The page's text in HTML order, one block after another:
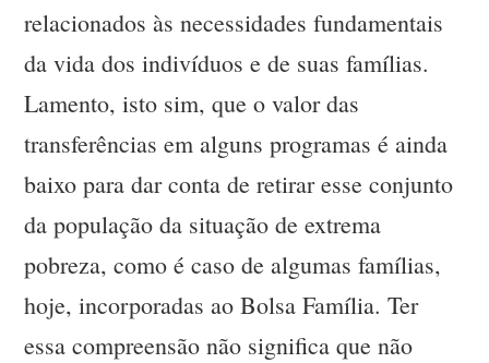
relacionados às necessidades fundamentais
da vida dos indivíduos e de suas famílias.
Lamento, isto sim, que o valor das
transferências em alguns programas é ainda
baixo para dar conta de retirar esse conjunto
da população da situação de extrema
pobreza, como é caso de algumas famílias,
hoje, incorporadas ao Bolsa Família. Ter
essa compreensão não significa que não